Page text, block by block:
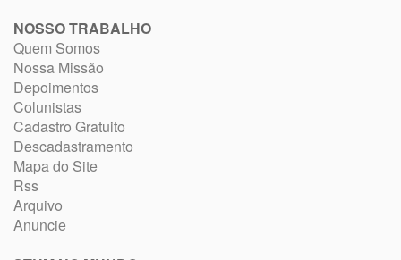
NOSSO TRABALHO
Quem Somos
Nossa Missão
Depoimentos
Colunistas
Cadastro Gratuito
Descadastramento
Mapa do Site
Rss
Arquivo
Anuncie